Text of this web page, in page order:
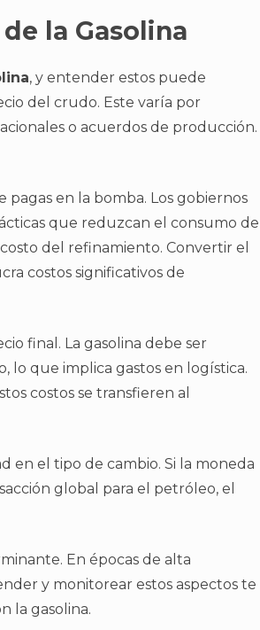
la Gasolina
, y entender estos puede
del crudo. Este varía por
o acuerdos de producción.
en la bomba. Los gobiernos
que reduzcan el consumo de
del refinamiento. Convertir el
costos significativos de
final. La gasolina debe ser
lo que implica gastos en logística.
costos se transfieren al
en el tipo de cambio. Si la moneda
global para el petróleo, el
En épocas de alta
y monitorear estos aspectos te
la gasolina.